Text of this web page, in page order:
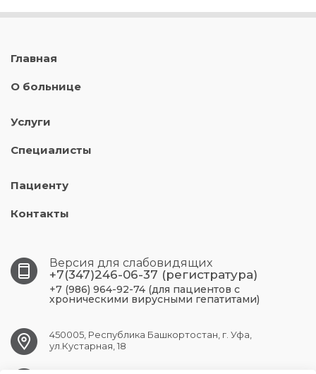
Главная
О больнице
Услуги
Специалисты
Пациенту
Контакты
Версия для слабовидящих
+7(347)246-06-37 (регистратура)
+7 (986) 964-92-74 (для пациентов с
хроническими вирусными гепатитами)
450005, Республика Башкортостан, г. Уфа,
ул.Кустарная, 18